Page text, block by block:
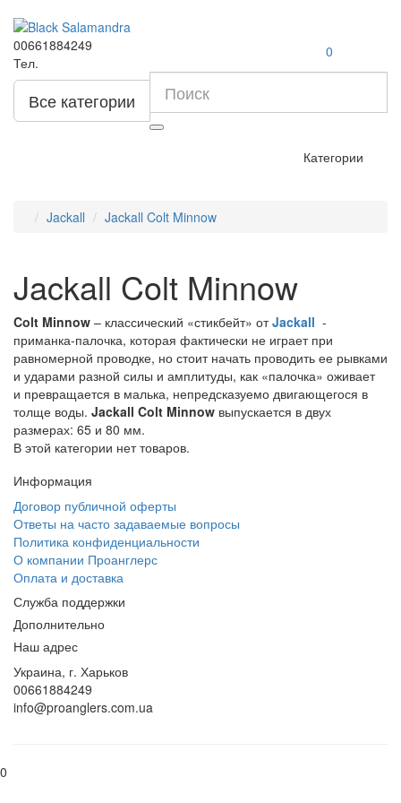
00661884249
Тел.
0
Все категории
Категории
Jackall Jackall Colt Minnow
Jackall Colt Minnow
Colt Minnow – классический «стикбейт» отJackall -
приманка-палочка, которая фактически не играет при
равномерной проводке, но стоит начать проводить ее рывками
и ударами разной силы и амплитуды, как «палочка» оживает
и превращается в малька, непредсказуемо двигающегося в
толще воды. Jackall Colt Minnow выпускается в двух
размерах: 65 и 80 мм.
В этой категории нет товаров.
Информация
Договор публичной оферты
Ответы на часто задаваемые вопросы
Политика конфиденциальности
О компании Проанглерс
Оплата и доставка
Служба поддержки
Дополнительно
Наш адрес
Украина, г. Харьков
00661884249
info@proanglers.com.ua
0